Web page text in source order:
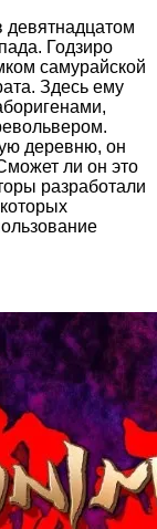
девятнадцатом
Годзиро
самурайской
Здесь ему
деревню, он
ли он это
разработали